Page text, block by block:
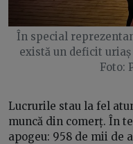
În special
există un deficit
Foto:
Lucrurile stau la fel
muncă din comerț. În
apogeu: 958 de mii de